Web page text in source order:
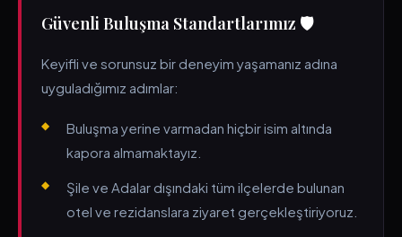
Güvenli Buluşma Standartlarımız 🛡️
Keyifli ve sorunsuz bir deneyim yaşamanız adına
uyguladığımız adımlar:
Buluşma yerine varmadan hiçbir isim altında
kapora almamaktayız.
Şile ve Adalar dışındaki tüm ilçelerde bulunan
otel ve rezidanslara ziyaret gerçekleştiriyoruz.